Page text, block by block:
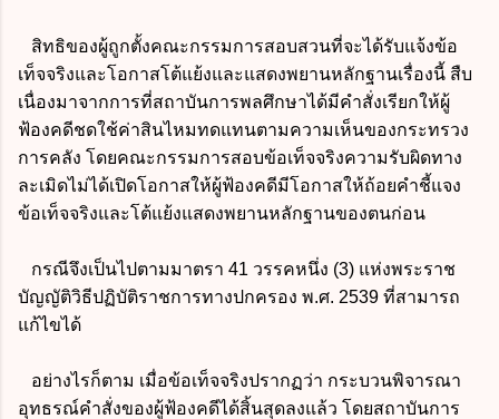
สิทธิของผู้ถูกตั้งคณะกรรมการสอบสวนที่จะได้รับแจ้งข้อ
เท็จจริงและโอกาสโต้แย้งและแสดงพยานหลักฐานเรื่องนี้ สืบ
เนื่องมาจากการที่สถาบันการพลศึกษาได้มีคำสั่งเรียกให้ผู้
ฟ้องคดีชดใช้ค่าสินไหมทดแทนตามความเห็นของกระทรวง
การคลัง โดยคณะกรรมการสอบข้อเท็จจริงความรับผิดทาง
ละเมิดไม่ได้เปิดโอกาสให้ผู้ฟ้องคดีมีโอกาสให้ถ้อยคำชี้แจง
ข้อเท็จจริงและโต้แย้งแสดงพยานหลักฐานของตนก่อน
กรณีจึงเป็นไปตามมาตรา 41 วรรคหนึ่ง (3) แห่งพระราช
บัญญัติวิธีปฏิบัติราชการทางปกครอง พ.ศ. 2539 ที่สามารถ
แก้ไขได้
อย่างไรก็ตาม เมื่อข้อเท็จจริงปรากฏว่า กระบวนพิจารณา
อุทธรณ์คำสั่งของผู้ฟ้องคดีได้สิ้นสุดลงแล้ว โดยสถาบันการ